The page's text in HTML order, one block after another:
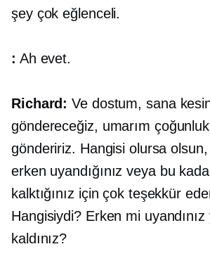
şey çok eğlenceli.
: Ah evet.
Richard: Ve dostum, sana
göndereceğiz, umarım
göndeririz. Hangisi olursa
erken uyandığınız veya bu
kalktığınız için çok teşekkür
Hangisiydi? Erken mi
kaldınız?